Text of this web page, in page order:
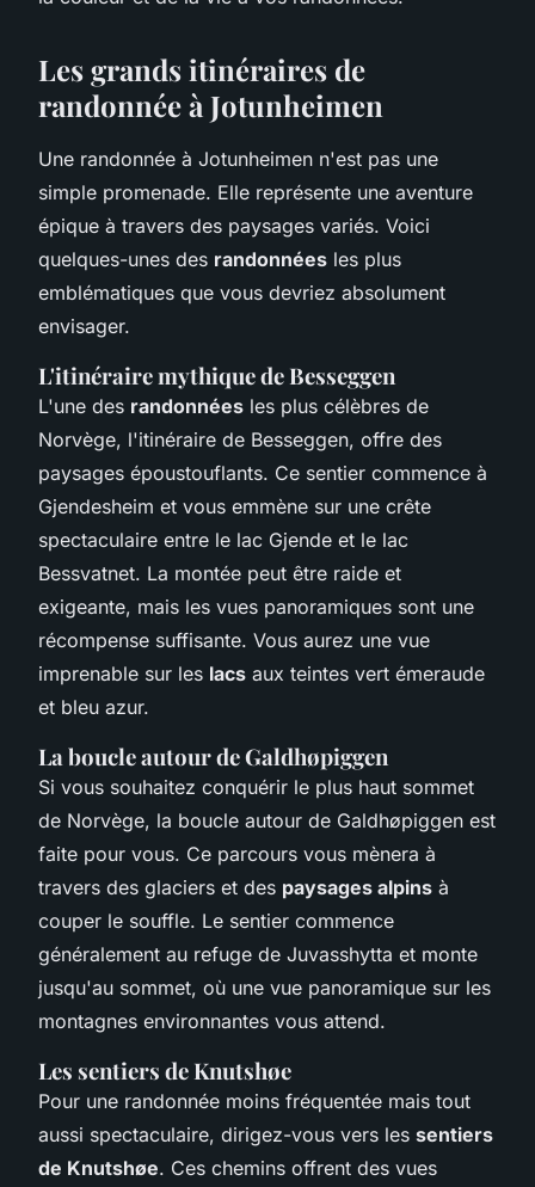
Les grands itinéraires de
randonnée à Jotunheimen
Une randonnée à Jotunheimen n'est pas une
simple promenade. Elle représente une aventure
épique à travers des paysages variés. Voici
quelques-unes des randonnées les plus
emblématiques que vous devriez absolument
envisager.
L'itinéraire mythique de Besseggen
L'une des randonnées les plus célèbres de
Norvège, l'itinéraire de Besseggen, offre des
paysages époustouflants. Ce sentier commence à
Gjendesheim et vous emmène sur une crête
spectaculaire entre le lac Gjende et le lac
Bessvatnet. La montée peut être raide et
exigeante, mais les vues panoramiques sont une
récompense suffisante. Vous aurez une vue
imprenable sur les lacs aux teintes vert émeraude
et bleu azur.
La boucle autour de Galdhøpiggen
Si vous souhaitez conquérir le plus haut sommet
de Norvège, la boucle autour de Galdhøpiggen est
faite pour vous. Ce parcours vous mènera à
travers des glaciers et des paysages alpins à
couper le souffle. Le sentier commence
généralement au refuge de Juvasshytta et monte
jusqu'au sommet, où une vue panoramique sur les
montagnes environnantes vous attend.
Les sentiers de Knutshøe
Pour une randonnée moins fréquentée mais tout
aussi spectaculaire, dirigez-vous vers les sentiers
de Knutshøe. Ces chemins offrent des vues